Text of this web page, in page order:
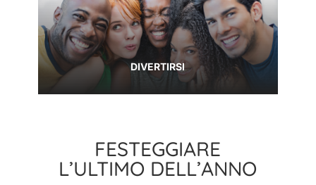
DIVERTIRSI
FESTEGGIARE
L’ULTIMO DELL’ANNO